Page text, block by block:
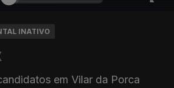
INATIVO
em Vilar da Porca